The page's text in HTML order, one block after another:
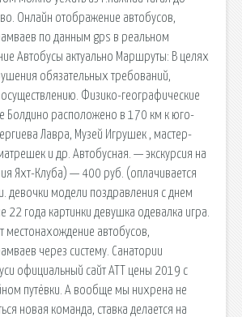
Онлайн отображение автобусов,
по данным gps в реальном
Автобусы актуально Маршруты: В целях
обязательных требований,
Физико-географические
Болдино расположено в 170 км к юго-
Лавра, Музей Игрушек , мастер-
и др. Автобусная. — экскурсия на
Яхт-Клуба) — 400 руб. (оплачивается
девочки модели поздравления с днем
года картинки девушка одевалка игра.
местонахождение автобусов,
через систему. Санатории
официальный сайт АТТ цены 2019 с
путёвки. А вообще мы нихрена не
новая команда, ставка делается на